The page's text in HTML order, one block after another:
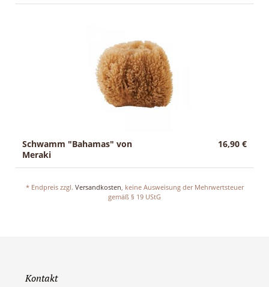
Schwamm "Bahamas" von
Meraki
16,90 €
* Endpreis zzgl. Versandkosten , keine Ausweisung der Mehrwertsteuer
gemäß § 19 UStG
Kontakt